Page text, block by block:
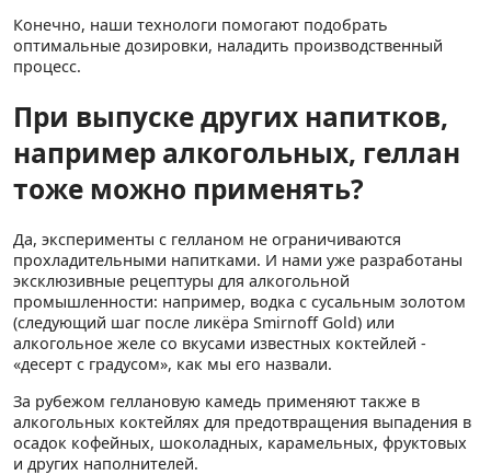
Конечно, наши технологи помогают подобрать
оптимальные дозировки, наладить производственный
процесс.
При выпуске других напитков,
например алкогольных, геллан
тоже можно применять?
Да, эксперименты с гелланом не ограничиваются
прохладительными напитками. И нами уже разработаны
эксклюзивные рецептуры для алкогольной
промышленности: например, водка с сусальным золотом
(следующий шаг после ликёра Smirnoff Gold) или
алкогольное желе со вкусами известных коктейлей -
«десерт с градусом», как мы его назвали.
За рубежом геллановую камедь применяют также в
алкогольных коктейлях для предотвращения выпадения в
осадок кофейных, шоколадных, карамельных, фруктовых
и других наполнителей.